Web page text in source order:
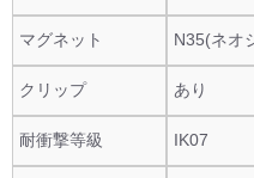
マグネット N35(ネオ
クリップ あり
耐衝撃等級 IK07